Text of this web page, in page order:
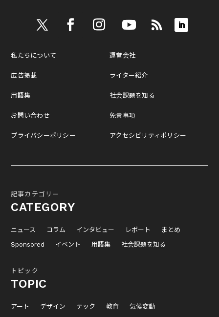
私たちについて
広告掲載
用語集
お問い合わせ
プライバシーポリシー
運営会社
ライター紹介
社会課題を知る
免責事項
アクセシビリティポリシー
記事カテゴリー
CATEGORY
ニュース コラム インタビュー レポート
まとめ
Sponsored
イベント 用語集 社会課題を知る
トピック
TOPIC
アート デザイン テック 教育 気候変動